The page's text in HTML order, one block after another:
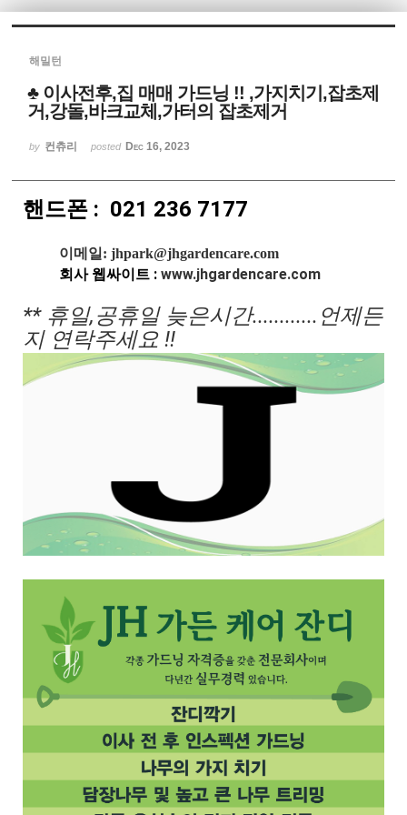
해밀턴
♣ 이사전후,집 매매 가드닝 !! ,가지치기,잡초제
거,강돌,바크교체,가터의 잡초제거
by 컨츄리 posted Dec 16, 2023
핸드폰 : 021 236 7177
이메일: jhpark@jhgardencare.com
회사 웹싸이트 :www.jhgardencare.com
** 휴일,공휴일 늦은시간............언제든
지 연락주세요 !!
Sketchbook5, 스케치북5
Sketchbook5, 스케치북5